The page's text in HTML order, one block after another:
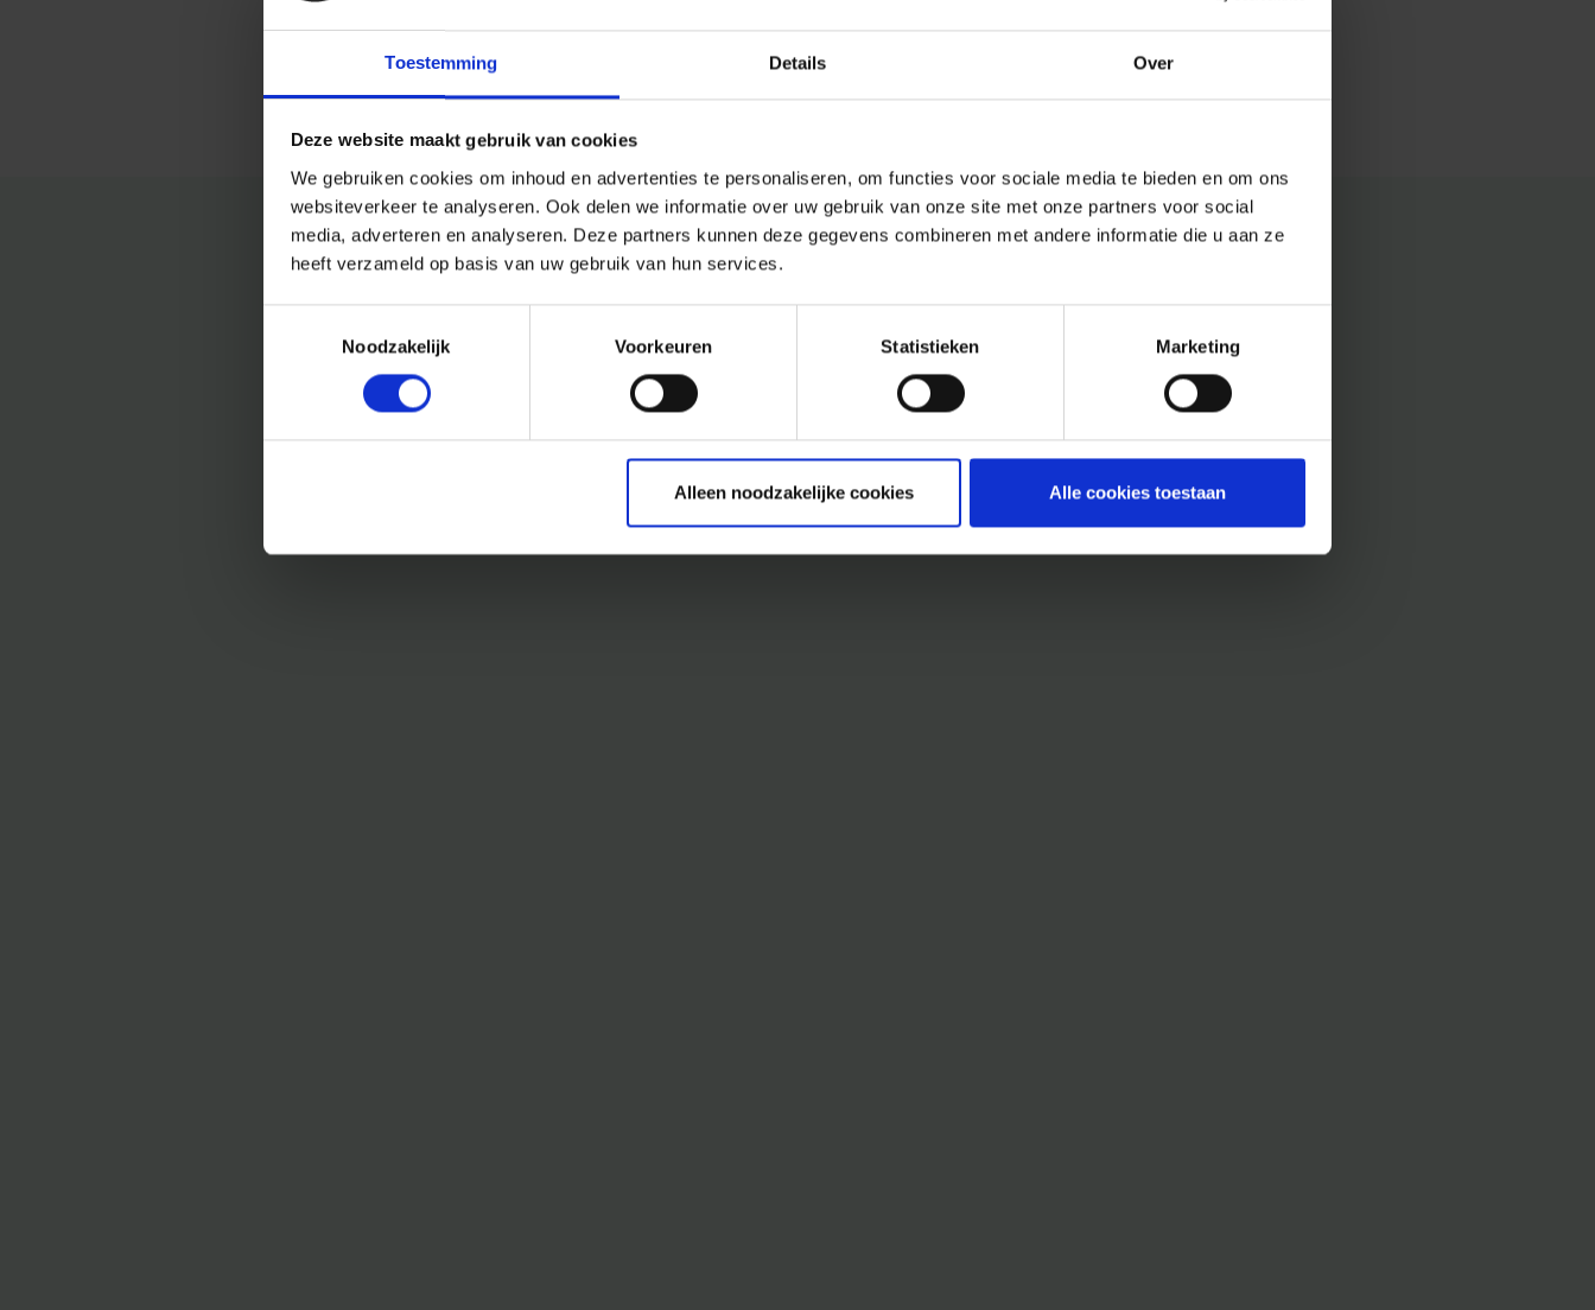
Toestemming Details Over
Deze website maakt gebruik van cookies
We gebruiken cookies om inhoud en advertenties te personaliseren, om functies voor sociale media te bieden en om ons
websiteverkeer te analyseren. Ook delen we informatie over uw gebruik van onze site met onze partners voor social
media, adverteren en analyseren. Deze partners kunnen deze gegevens combineren met andere informatie die u aan ze
heeft verzameld op basis van uw gebruik van hun services.
Noodzakelijk
Voorkeuren Statistieken Marketing
Alleen noodzakelijke cookies Alle cookies toestaan